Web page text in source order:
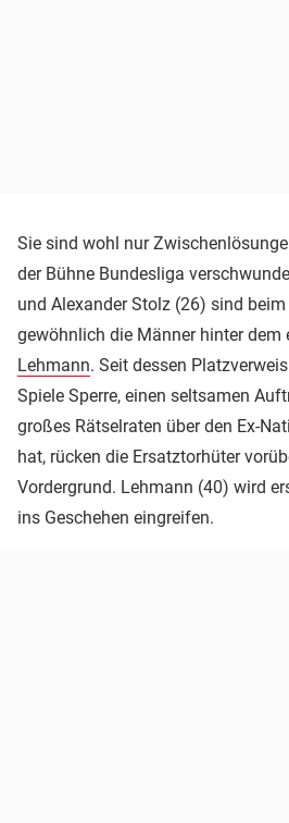
Sie sind wohl nur
der Bühne Bundesliga
und Alexander Stolz (26) sind beim
gewöhnlich die Männer hinter dem
Lehmann. Seit dessen
Spiele Sperre, einen seltsamen
großes Rätselraten über den Ex-
hat, rücken die Ersatztorhüter
Vordergrund. Lehmann (40) wird
ins Geschehen eingreifen.